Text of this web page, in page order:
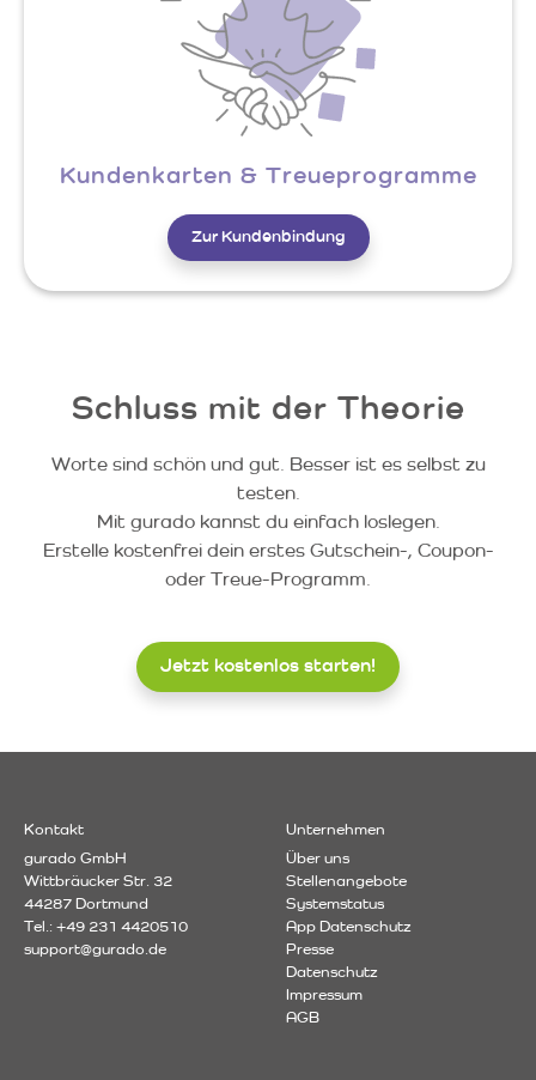
Kundenkarten & Treueprogramme
Zur Kundenbindung
Schluss mit der Theorie
Worte sind schön und gut. Besser ist es selbst zu
testen.
Mit gurado kannst du einfach loslegen.
Erstelle kostenfrei dein erstes Gutschein-, Coupon-
oder Treue-Programm.
Jetzt kostenlos starten!
Kontakt
gurado GmbH
Wittbräucker Str. 32
44287 Dortmund
Tel.: +49 231 4420510
support@gurado.de
Unternehmen
Über uns
Stellenangebote
Systemstatus
App Datenschutz
Presse
Datenschutz
Impressum
AGB